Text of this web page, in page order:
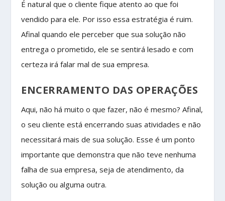
É natural que o cliente fique atento ao que foi
vendido para ele. Por isso essa estratégia é ruim.
Afinal quando ele perceber que sua solução não
entrega o prometido, ele se sentirá lesado e com
certeza irá falar mal de sua empresa.
ENCERRAMENTO DAS OPERAÇÕES
Aqui, não há muito o que fazer, não é mesmo? Afinal,
o seu cliente está encerrando suas atividades e não
necessitará mais de sua solução. Esse é um ponto
importante que demonstra que não teve nenhuma
falha de sua empresa, seja de atendimento, da
solução ou alguma outra.